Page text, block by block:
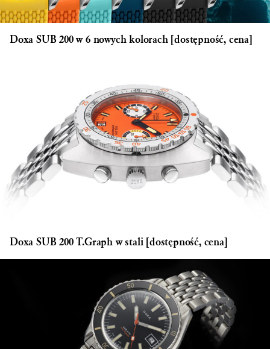
Doxa SUB 200 w 6 nowych kolorach [dostępność, cena]
Doxa SUB 200 T.Graph w stali [dostępność, cena]